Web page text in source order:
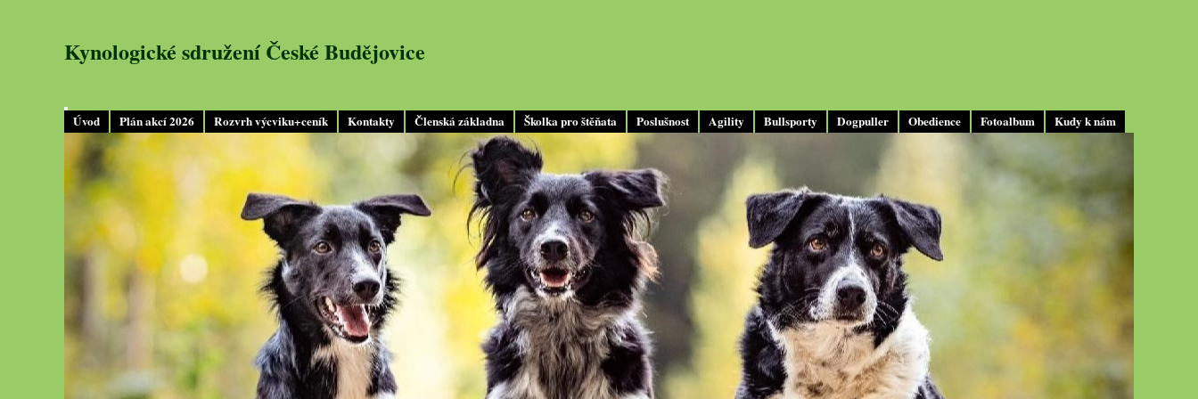
Úvod Plán akcí 2026 Rozvrh výcviku+ceník Kontakty Členská základna Školka pro štěňata Poslušnost Agility Bullsporty Dogpuller Obedience Fotoalbum Kudy k nám
Kynologické sdružení České Budějovice